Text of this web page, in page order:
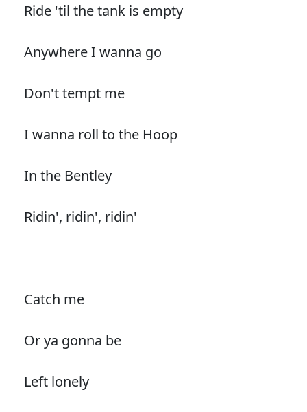
Ride 'til the tank is empty
Anywhere I wanna go
Don't tempt me
I wanna roll to the Hoop
In the Bentley
Ridin', ridin', ridin'
Catch me
Or ya gonna be
Left lonely